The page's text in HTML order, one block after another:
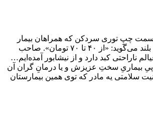
سمت چپِ توری سردکن که همراهان بیمار
صف کشیده‌اند به گوش می‌رسد: «نان جو بسته‌ای چند؟» مریم (یکی دیگر از فروشندگان نانوایی) که روپوش سفیدش، کم از لباس فُرم پرستاران و پزشکان ندارد، بلند می‌گوید: «از ۴۰ تا ۷۰ تومان». صاحب
کبد دارد و از نیشابور آمده‌ایم…
بیماریِ سختِ عزیزش و یا درمانِ گران آن
سلامتی یه مادر که توی همین بیمارستان